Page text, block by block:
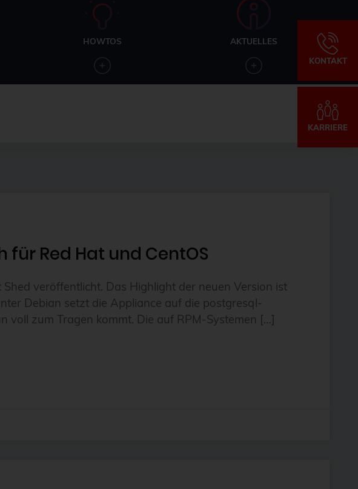
HOWTOS AKTUELLES
KONTAKT
KARRIERE
Red Hat und CentOS
veröffentlicht. Das Highlight der neuen Version ist
Debian setzt die Appliance auf die postgresql-
voll zum Tragen kommt. Die auf RPM-Systemen […]